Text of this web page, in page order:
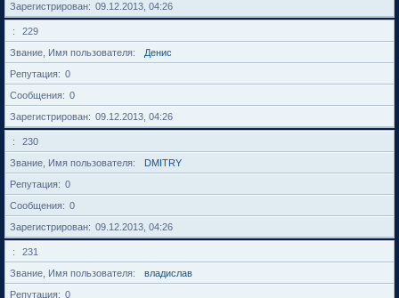
Зарегистрирован
09.12.2013, 04:26
229
Звание, Имя пользователя
Денис
Репутация
0
Сообщения
0
Зарегистрирован
09.12.2013, 04:26
230
Звание, Имя пользователя
DMITRY
Репутация
0
Сообщения
0
Зарегистрирован
09.12.2013, 04:26
231
Звание, Имя пользователя
владислав
Репутация
0